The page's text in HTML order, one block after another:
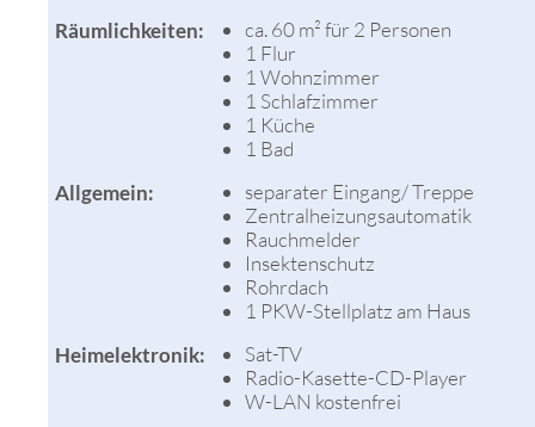
Räumlichkeiten:
ca. 60 m² für 2 Personen
1 Flur
1 Wohnzimmer
1 Schlafzimmer
1 Küche
1 Bad
Allgemein:
separater Eingang/ Treppe
Zentralheizungsautomatik
Rauchmelder
Insektenschutz
Rohrdach
1 PKW-Stellplatz am Haus
Heimelektronik:
Sat-TV
Radio-Kasette-CD-Player
W-LAN kostenfrei